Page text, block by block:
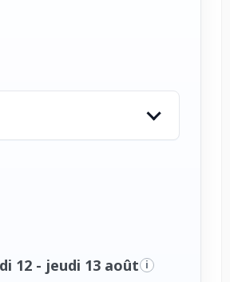
12 - jeudi 13 août i